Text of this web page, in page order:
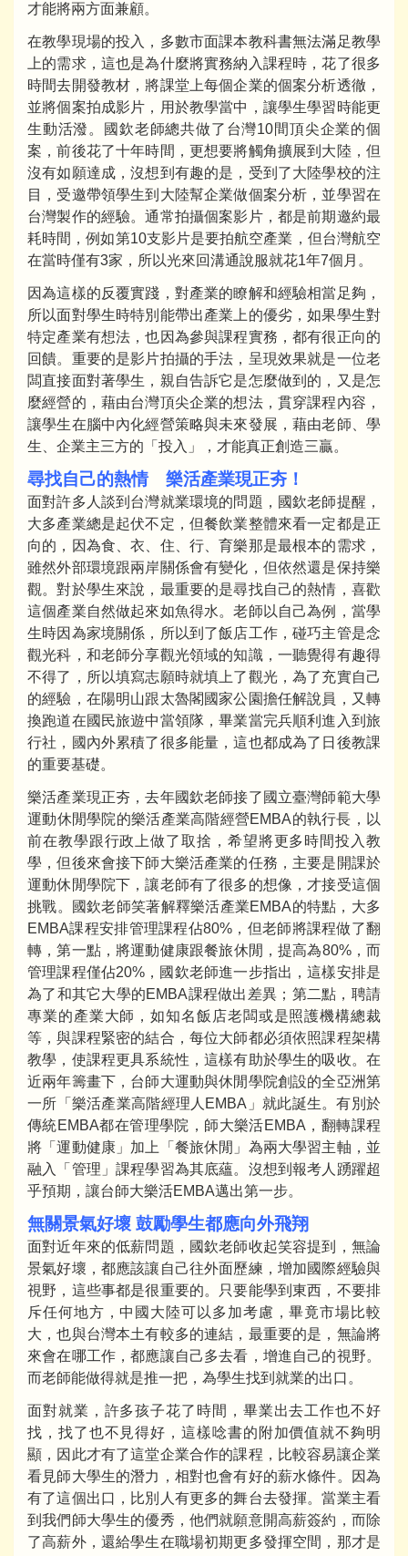
才能將兩方面兼顧。
在教學現場的投入，多數市面課本教科書無法滿足教學
上的需求，這也是為什麼將實務納入課程時，花了很多
時間去開發教材，將課堂上每個企業的個案分析透徹，
並將個案拍成影片，用於教學當中，讓學生學習時能更
生動活潑。國欽老師總共做了台灣10間頂尖企業的個
案，前後花了十年時間，更想要將觸角擴展到大陸，但
沒有如願達成，沒想到有趣的是，受到了大陸學校的注
目，受邀帶領學生到大陸幫企業做個案分析，並學習在
台灣製作的經驗。通常拍攝個案影片，都是前期邀約最
耗時間，例如第10支影片是要拍航空產業，但台灣航空
在當時僅有3家，所以光來回溝通說服就花1年7個月。
因為這樣的反覆實踐，對產業的瞭解和經驗相當足夠，
所以面對學生時特別能帶出產業上的優劣，如果學生對
特定產業有想法，也因為參與課程實務，都有很正向的
回饋。重要的是影片拍攝的手法，呈現效果就是一位老
闆直接面對著學生，親自告訴它是怎麼做到的，又是怎
麼經營的，藉由台灣頂尖企業的想法，貫穿課程內容，
讓學生在腦中內化經營策略與未來發展，藉由老師、學
生、企業主三方的「投入」，才能真正創造三贏。
尋找自己的熱情 樂活產業現正夯！
面對許多人談到台灣就業環境的問題，國欽老師提醒，
大多產業總是起伏不定，但餐飲業整體來看一定都是正
向的，因為食、衣、住、行、育樂那是最根本的需求，
雖然外部環境跟兩岸關係會有變化，但依然還是保持樂
觀。對於學生來說，最重要的是尋找自己的熱情，喜歡
這個產業自然做起來如魚得水。老師以自己為例，當學
生時因為家境關係，所以到了飯店工作，碰巧主管是念
觀光科，和老師分享觀光領域的知識，一聽覺得有趣得
不得了，所以填寫志願時就填上了觀光，為了充實自己
的經驗，在陽明山跟太魯閣國家公園擔任解說員，又轉
換跑道在國民旅遊中當領隊，畢業當完兵順利進入到旅
行社，國內外累積了很多能量，這也都成為了日後教課
的重要基礎。
樂活產業現正夯，去年國欽老師接了國立臺灣師範大學
運動休閒學院的樂活產業高階經營EMBA的執行長，以
前在教學跟行政上做了取捨，希望將更多時間投入教
學，但後來會接下師大樂活產業的任務，主要是開課於
運動休閒學院下，讓老師有了很多的想像，才接受這個
挑戰。國欽老師笑著解釋樂活產業EMBA的特點，大多
EMBA課程安排管理課程佔80%，但老師將課程做了翻
轉，第一點，將運動健康跟餐旅休閒，提高為80%，而
管理課程僅佔20%，國欽老師進一步指出，這樣安排是
為了和其它大學的EMBA課程做出差異；第二點，聘請
專業的產業大師，如知名飯店老闆或是照護機構總裁
等，與課程緊密的結合，每位大師都必須依照課程架構
教學，使課程更具系統性，這樣有助於學生的吸收。在
近兩年籌畫下，台師大運動與休閒學院創設的全亞洲第
一所「樂活產業高階經理人EMBA」就此誕生。有別於
傳統EMBA都在管理學院，師大樂活EMBA，翻轉課程
將「運動健康」加上「餐旅休閒」為兩大學習主軸，並
融入「管理」課程學習為其底蘊。沒想到報考人踴躍超
乎預期，讓台師大樂活EMBA邁出第一步。
無關景氣好壞 鼓勵學生都應向外飛翔
面對近年來的低薪問題，國欽老師收起笑容提到，無論
景氣好壞，都應該讓自己往外面歷練，增加國際經驗與
視野，這些事都是很重要的。只要能學到東西，不要排
斥任何地方，中國大陸可以多加考慮，畢竟市場比較
大，也與台灣本土有較多的連結，最重要的是，無論將
來會在哪工作，都應讓自己多去看，增進自己的視野。
而老師能做得就是推一把，為學生找到就業的出口。
面對就業，許多孩子花了時間，畢業出去工作也不好
找，找了也不見得好，這樣唸書的附加價值就不夠明
顯，因此才有了這堂企業合作的課程，比較容易讓企業
看見師大學生的潛力，相對也會有好的薪水條件。因為
有了這個出口，比別人有更多的舞台去發揮。當業主看
到我們師大學生的優秀，他們就願意開高薪簽約，而除
了高薪外，還給學生在職場初期更多發揮空間，那才是